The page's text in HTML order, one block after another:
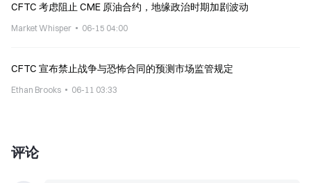
CFTC 考虑阻止 CME 原油合约，地缘政治时期加剧波动
Market Whisper 06-15 04:00
CFTC 宣布禁止战争与恐怖合同的预测市场监管规定
Ethan Brooks 06-11 03:33
评论